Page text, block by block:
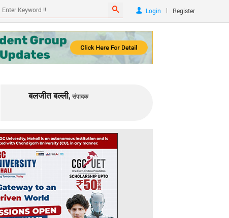
Login | Register
बलजीत बल्ली, संपादक